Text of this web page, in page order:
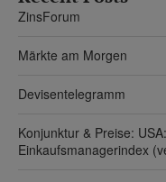
ZinsForum
Märkte am Morgen
Devisentelegramm
Konjunktur & Preise:
Einkaufsmanagerindex